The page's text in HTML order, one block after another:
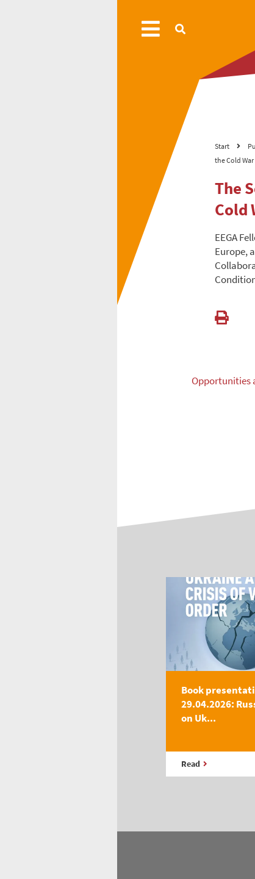
Start
the Cold War
The
Cold
EEGA
Europe,
Opportunities
Book
29.04.2026:
on Uk...
Read